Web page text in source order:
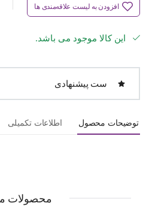
افزودن به لیست علاقه‌مندی ها
این کالا موجود می باشد.
ست پیشنهادی
توضیحات محصول اطلاعات تکمیلی
محصولات